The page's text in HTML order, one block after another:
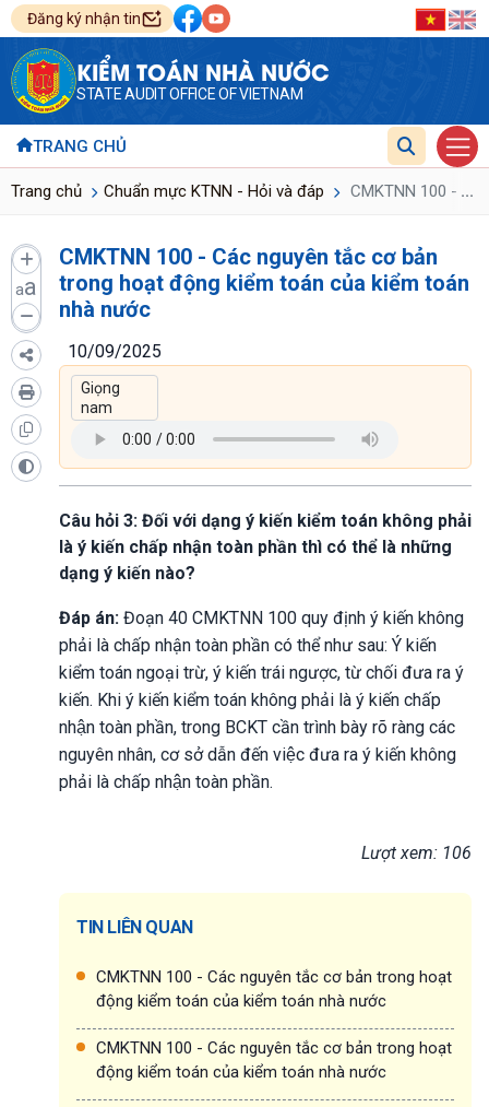
Đăng ký nhận tin
KIỂM TOÁN NHÀ NƯỚC
STATE AUDIT OFFICE OF VIETNAM
TRANG CHỦ
Trang chủ Chuẩn mực KTNN - Hỏi và đáp CMKTNN 100 -...
aa
CMKTNN 100 - Các nguyên tắc cơ bản
trong hoạt động kiểm toán của kiểm toán
nhà nước
10/09/2025
Câu hỏi 3: Đối với dạng ý kiến kiểm toán không phải
là ý kiến chấp nhận toàn phần thì có thể là những
dạng ý kiến nào?
Đáp án: Đoạn 40 CMKTNN 100 quy định ý kiến không
phải là chấp nhận toàn phần có thể như sau: Ý kiến
kiểm toán ngoại trừ, ý kiến trái ngược, từ chối đưa ra ý
kiến. Khi ý kiến kiểm toán không phải là ý kiến chấp
nhận toàn phần, trong BCKT cần trình bày rõ ràng các
nguyên nhân, cơ sở dẫn đến việc đưa ra ý kiến không
phải là chấp nhận toàn phần.
Lượt xem: 106
TIN LIÊN QUAN
CMKTNN 100 - Các nguyên tắc cơ bản trong hoạt
động kiểm toán của kiểm toán nhà nước
CMKTNN 100 - Các nguyên tắc cơ bản trong hoạt
động kiểm toán của kiểm toán nhà nước